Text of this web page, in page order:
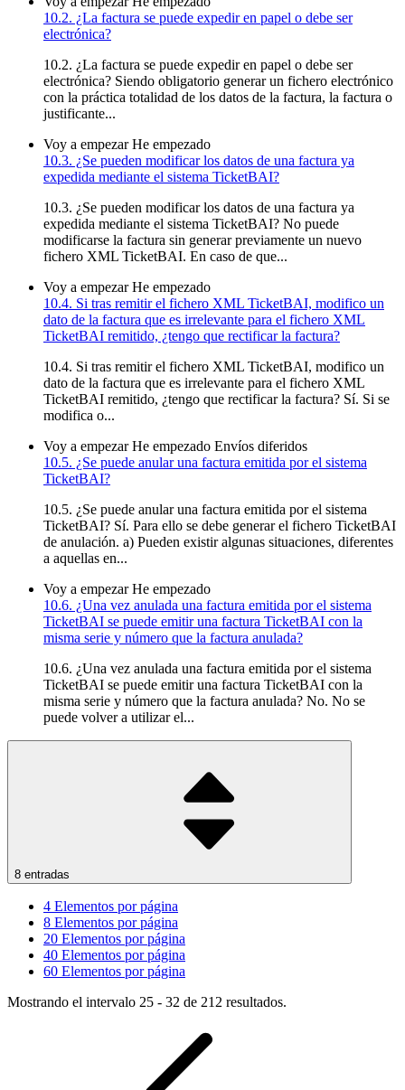
10.2. ¿La factura se puede expedir en papel o debe ser
electrónica?
10.2. ¿La factura se puede expedir en papel o debe ser
electrónica? Siendo obligatorio generar un fichero electrónico
con la práctica totalidad de los datos de la factura, la factura o
justificante...
Voy a empezar He empezado
10.3. ¿Se pueden modificar los datos de una factura ya
expedida mediante el sistema TicketBAI?
10.3. ¿Se pueden modificar los datos de una factura ya
expedida mediante el sistema TicketBAI? No puede
modificarse la factura sin generar previamente un nuevo
fichero XML TicketBAI. En caso de que...
Voy a empezar He empezado
10.4. Si tras remitir el fichero XML TicketBAI, modifico un
dato de la factura que es irrelevante para el fichero XML
TicketBAI remitido, ¿tengo que rectificar la factura?
10.4. Si tras remitir el fichero XML TicketBAI, modifico un
dato de la factura que es irrelevante para el fichero XML
TicketBAI remitido, ¿tengo que rectificar la factura? Sí. Si se
modifica o...
Voy a empezar He empezado Envíos diferidos
10.5. ¿Se puede anular una factura emitida por el sistema
TicketBAI?
10.5. ¿Se puede anular una factura emitida por el sistema
TicketBAI? Sí. Para ello se debe generar el fichero TicketBAI
de anulación. a) Pueden existir algunas situaciones, diferentes
a aquellas en...
Voy a empezar He empezado
10.6. ¿Una vez anulada una factura emitida por el sistema
TicketBAI se puede emitir una factura TicketBAI con la
misma serie y número que la factura anulada?
10.6. ¿Una vez anulada una factura emitida por el sistema
TicketBAI se puede emitir una factura TicketBAI con la
misma serie y número que la factura anulada? No. No se
puede volver a utilizar el...
8 entradas
4 Elementos por página
8 Elementos por página
20 Elementos por página
40 Elementos por página
60 Elementos por página
Mostrando el intervalo 25 - 32 de 212 resultados.